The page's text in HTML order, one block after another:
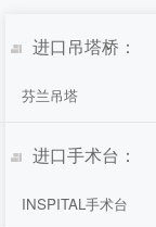
进口吊塔桥：
芬兰吊塔
进口手术台：
INSPITAL手术台